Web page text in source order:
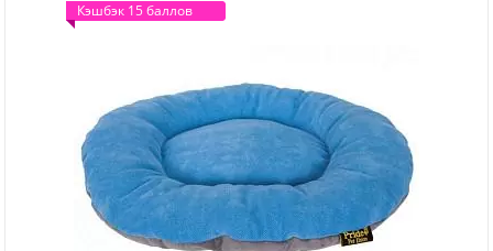
Кэшбэк 15 баллов
Кэшбэк 15 баллов